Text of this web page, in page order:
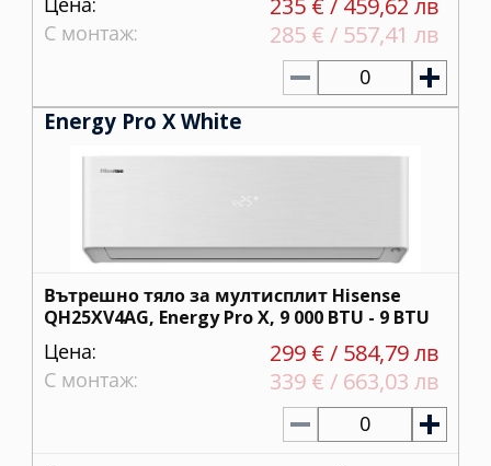
235 € / 459,62 лв
С монтаж: 285 € / 557,41 лв
0
Energy Pro X White
Вътрешно тяло за мултисплит Hisense
QH25XV4AG, Energy Pro X, 9 000 BTU - 9 BTU
Цена: 299 € / 584,79 лв
С монтаж: 339 € / 663,03 лв
0